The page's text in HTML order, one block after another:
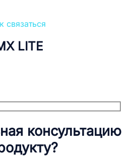
связаться
LITE
консультацию